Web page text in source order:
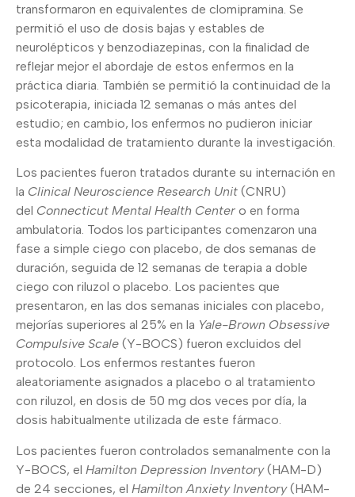
transformaron en equivalentes de clomipramina. Se
permitió el uso de dosis bajas y estables de
neurolépticos y benzodiazepinas, con la finalidad de
reflejar mejor el abordaje de estos enfermos en la
práctica diaria. También se permitió la continuidad de la
psicoterapia, iniciada 12 semanas o más antes del
estudio; en cambio, los enfermos no pudieron iniciar
esta modalidad de tratamiento durante la investigación.
Los pacientes fueron tratados durante su internación en
la Clinical Neuroscience Research Unit (CNRU)
del Connecticut Mental Health Center o en forma
ambulatoria. Todos los participantes comenzaron una
fase a simple ciego con placebo, de dos semanas de
duración, seguida de 12 semanas de terapia a doble
ciego con riluzol o placebo. Los pacientes que
presentaron, en las dos semanas iniciales con placebo,
mejorías superiores al 25% en la Yale-Brown Obsessive
Compulsive Scale (Y-BOCS) fueron excluidos del
protocolo. Los enfermos restantes fueron
aleatoriamente asignados a placebo o al tratamiento
con riluzol, en dosis de 50 mg dos veces por día, la
dosis habitualmente utilizada de este fármaco.
Los pacientes fueron controlados semanalmente con la
Y-BOCS, el Hamilton Depression Inventory(HAM-D)
de 24 secciones, el Hamilton Anxiety Inventory(HAM-